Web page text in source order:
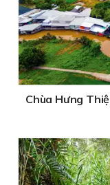
Chùa Hưng